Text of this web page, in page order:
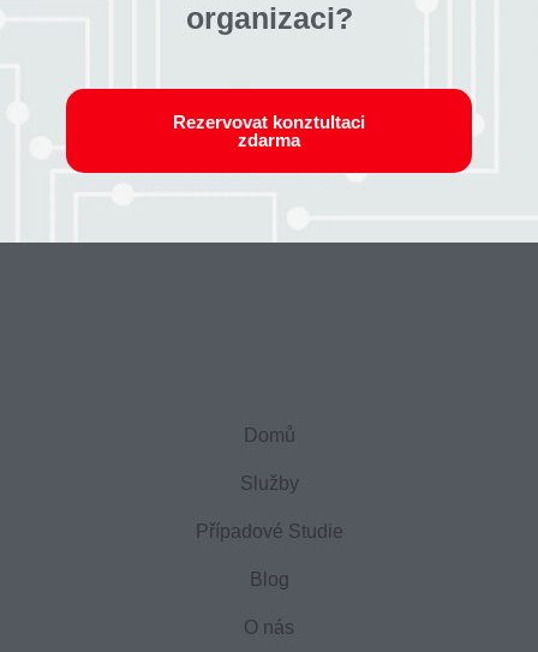
organizaci?​
Rezervovat konztultaci
zdarma
Domů
Služby
Případové Studie
Blog
O nás